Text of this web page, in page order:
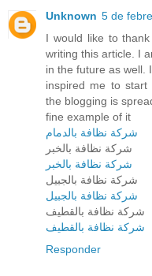
Unknown 5 de
I would like to
writing this article. I
in the future as well.
inspired me to start
the blogging is
fine example of it
شركة نظافة بالدمام
شركة نظافة بالخبر
شركة نظافة بالخبر
شركة نظافة بالجبيل
شركة نظافة بالجبيل
شركة نظافة بالقطيف
شركة نظافة بالقطيف
Responder